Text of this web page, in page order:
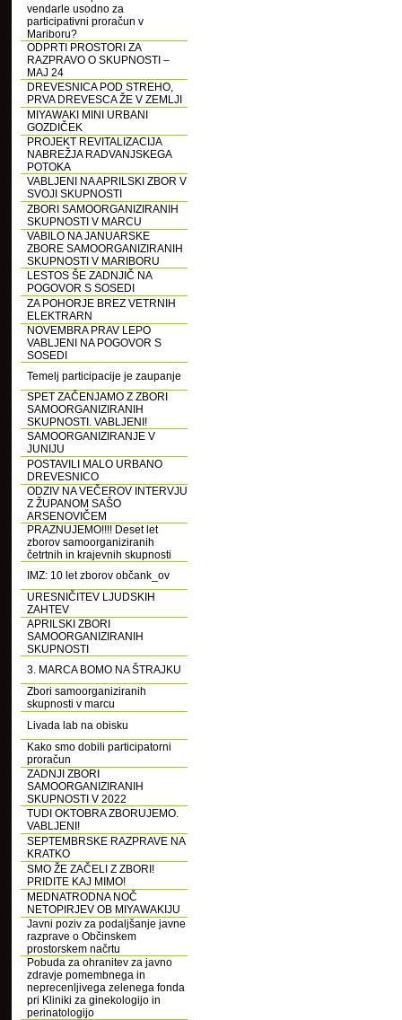
vendarle usodno za
participativni proračun v
Mariboru?
ODPRTI PROSTORI ZA
RAZPRAVO O SKUPNOSTI –
MAJ 24
DREVESNICA POD STREHO,
PRVA DREVESCA ŽE V ZEMLJI
MIYAWAKI MINI URBANI
GOZDIČEK
PROJEKT REVITALIZACIJA
NABREŽJA RADVANJSKEGA
POTOKA
VABLJENI NA APRILSKI ZBOR V
SVOJI SKUPNOSTI
ZBORI SAMOORGANIZIRANIH
SKUPNOSTI V MARCU
VABILO NA JANUARSKE
ZBORE SAMOORGANIZIRANIH
SKUPNOSTI V MARIBORU
LESTOS ŠE ZADNJIČ NA
POGOVOR S SOSEDI
ZA POHORJE BREZ VETRNIH
ELEKTRARN
NOVEMBRA PRAV LEPO
VABLJENI NA POGOVOR S
SOSEDI
Temelj participacije je zaupanje
SPET ZAČENJAMO Z ZBORI
SAMOORGANIZIRANIH
SKUPNOSTI. VABLJENI!
SAMOORGANIZIRANJE V
JUNIJU
POSTAVILI MALO URBANO
DREVESNICO
ODZIV NA VEČEROV INTERVJU
Z ŽUPANOM SAŠO
ARSENOVIČEM
PRAZNUJEMO!!!! Deset let
zborov samoorganiziranih
četrtnih in krajevnih skupnosti
IMZ: 10 let zborov občank_ov
URESNIČITEV LJUDSKIH
ZAHTEV
APRILSKI ZBORI
SAMOORGANIZIRANIH
SKUPNOSTI
3. MARCA BOMO NA ŠTRAJKU
Zbori samoorganiziranih
skupnosti v marcu
Livada lab na obisku
Kako smo dobili participatorni
proračun
ZADNJI ZBORI
SAMOORGANIZIRANIH
SKUPNOSTI V 2022
TUDI OKTOBRA ZBORUJEMO.
VABLJENI!
SEPTEMBRSKE RAZPRAVE NA
KRATKO
SMO ŽE ZAČELI Z ZBORI!
PRIDITE KAJ MIMO!
MEDNATRODNA NOČ
NETOPIRJEV OB MIYAWAKIJU
Javni poziv za podaljšanje javne
razprave o Občinskem
prostorskem načrtu
Pobuda za ohranitev za javno
zdravje pomembnega in
neprecenljivega zelenega fonda
pri Kliniki za ginekologijo in
perinatologijo